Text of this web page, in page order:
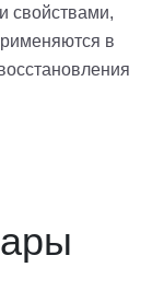
свойствами,
в